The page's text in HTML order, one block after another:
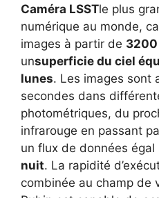
Caméra LSSTle plus
numérique au monde,
images à partir de
unsuperficie du ciel
lunes. Les images sont
secondes dans
photométriques, du
infrarouge en passant
un flux de données égal
nuit. La rapidité
combinée au champ de